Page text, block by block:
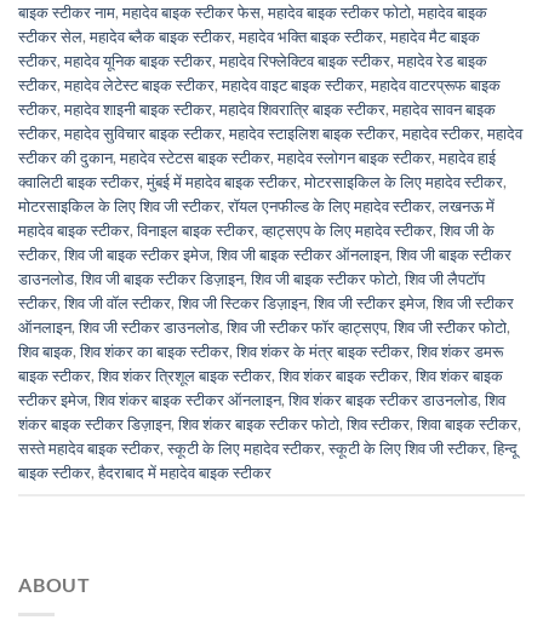
बाइक स्टीकर नाम,महादेव बाइक स्टीकर फेस,महादेव बाइक स्टीकर फोटो,महादेव बाइक
स्टीकर सेल,महादेव ब्लैक बाइक स्टीकर,महादेव भक्ति बाइक स्टीकर,महादेव मैट बाइक
स्टीकर,महादेव यूनिक बाइक स्टीकर,महादेव रिफ्लेक्टिव बाइक स्टीकर,महादेव रेड बाइक
स्टीकर,महादेव लेटेस्ट बाइक स्टीकर,महादेव वाइट बाइक स्टीकर,महादेव वाटरप्रूफ बाइक
स्टीकर,महादेव शाइनी बाइक स्टीकर,महादेव शिवरात्रि बाइक स्टीकर,महादेव सावन बाइक
स्टीकर,महादेव सुविचार बाइक स्टीकर,महादेव स्टाइलिश बाइक स्टीकर,महादेव स्टीकर,महादेव
स्टीकर की दुकान,महादेव स्टेटस बाइक स्टीकर,महादेव स्लोगन बाइक स्टीकर,महादेव हाई
क्वालिटी बाइक स्टीकर,मुंबई में महादेव बाइक स्टीकर,मोटरसाइकिल के लिए महादेव स्टीकर,
मोटरसाइकिल के लिए शिव जी स्टीकर,रॉयल एनफील्ड के लिए महादेव स्टीकर,लखनऊ में
महादेव बाइक स्टीकर,विनाइल बाइक स्टीकर,व्हाट्सएप के लिए महादेव स्टीकर,शिव जी के
स्टीकर,शिव जी बाइक स्टीकर इमेज,शिव जी बाइक स्टीकर ऑनलाइन,शिव जी बाइक स्टीकर
डाउनलोड,शिव जी बाइक स्टीकर डिज़ाइन,शिव जी बाइक स्टीकर फोटो,शिव जी लैपटॉप
स्टीकर,शिव जी वॉल स्टीकर,शिव जी स्टिकर डिज़ाइन,शिव जी स्टीकर इमेज,शिव जी स्टीकर
ऑनलाइन,शिव जी स्टीकर डाउनलोड,शिव जी स्टीकर फॉर व्हाट्सएप,शिव जी स्टीकर फोटो,
शिव बाइक,शिव शंकर का बाइक स्टीकर,शिव शंकर के मंत्र बाइक स्टीकर,शिव शंकर डमरू
बाइक स्टीकर,शिव शंकर त्रिशूल बाइक स्टीकर,शिव शंकर बाइक स्टीकर,शिव शंकर बाइक
स्टीकर इमेज,शिव शंकर बाइक स्टीकर ऑनलाइन,शिव शंकर बाइक स्टीकर डाउनलोड,शिव
शंकर बाइक स्टीकर डिज़ाइन,शिव शंकर बाइक स्टीकर फोटो,शिव स्टीकर,शिवा बाइक स्टीकर,
सस्ते महादेव बाइक स्टीकर,स्कूटी के लिए महादेव स्टीकर,स्कूटी के लिए शिव जी स्टीकर,हिन्दू
बाइक स्टीकर,हैदराबाद में महादेव बाइक स्टीकर
ABOUT